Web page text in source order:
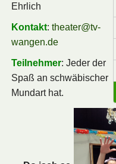
Ehrlich
Kontakt: theater@tv-
wangen.de
Teilnehmer: Jeder der
Spaß an schwäbischer
Mundart hat.